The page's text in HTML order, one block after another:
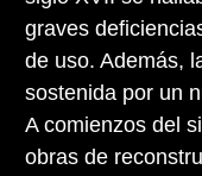
graves
de uso. Además,
sostenida por un
A comienzos del
obras de